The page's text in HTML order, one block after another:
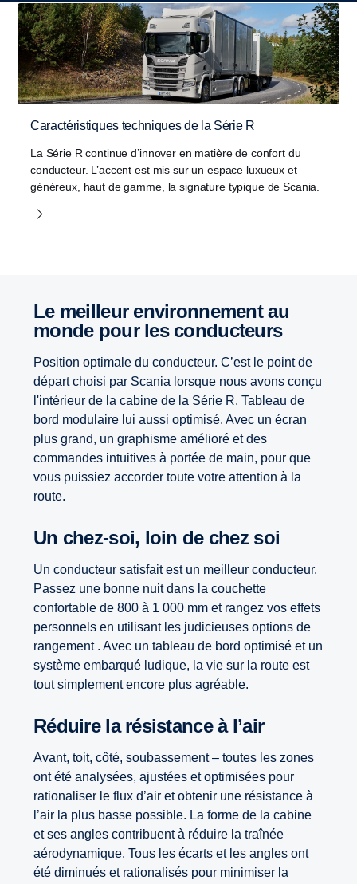
Caractéristiques techniques de la Série R
La Série R continue d’innover en matière de confort du
conducteur. L’accent est mis sur un espace luxueux et
généreux, haut de gamme, la signature typique de Scania.
Le meilleur environnement au
monde pour les conducteurs
Position optimale du conducteur. C’est le point de
départ choisi par Scania lorsque nous avons conçu
l'intérieur de la cabine de la Série R. Tableau de
bord modulaire lui aussi optimisé. Avec un écran
plus grand, un graphisme amélioré et des
commandes intuitives à portée de main, pour que
vous puissiez accorder toute votre attention à la
route.
Un chez-soi, loin de chez soi
Un conducteur satisfait est un meilleur conducteur.
Passez une bonne nuit dans la couchette
confortable de 800 à 1 000 mm et rangez vos effets
personnels en utilisant les judicieuses options de
rangement . Avec un tableau de bord optimisé et un
système embarqué ludique, la vie sur la route est
tout simplement encore plus agréable.
Réduire la résistance à l’air
Avant, toit, côté, soubassement – toutes les zones
ont été analysées, ajustées et optimisées pour
rationaliser le flux d’air et obtenir une résistance à
l’air la plus basse possible. La forme de la cabine
et ses angles contribuent à réduire la traînée
aérodynamique. Tous les écarts et les angles ont
été diminués et rationalisés pour minimiser la